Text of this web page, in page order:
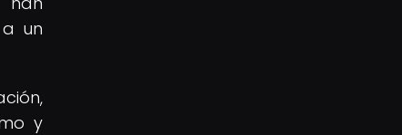
un
y